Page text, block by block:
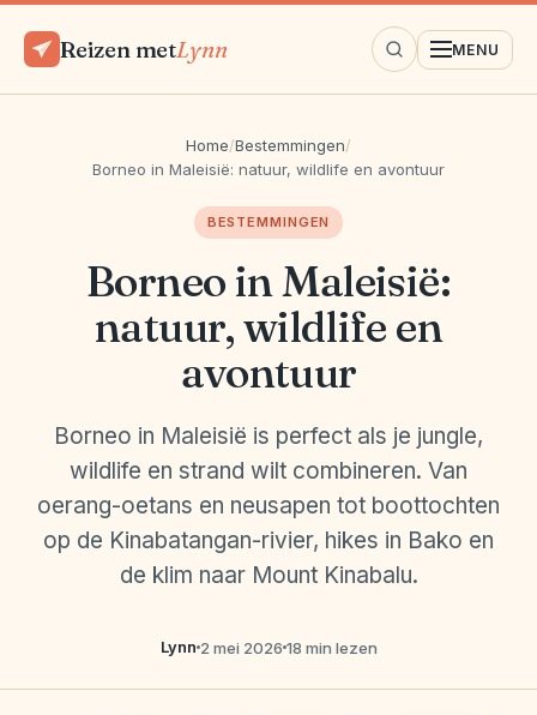
Reizen metLynn MENU
Home/Bestemmingen/
Borneo in Maleisië: natuur, wildlife en avontuur
BESTEMMINGEN
Borneo in Maleisië:
natuur, wildlife en
avontuur
Borneo in Maleisië is perfect als je jungle,
wildlife en strand wilt combineren. Van
oerang-oetans en neusapen tot boottochten
op de Kinabatangan-rivier, hikes in Bako en
de klim naar Mount Kinabalu.
Lynn 2 mei 2026 18 min lezen